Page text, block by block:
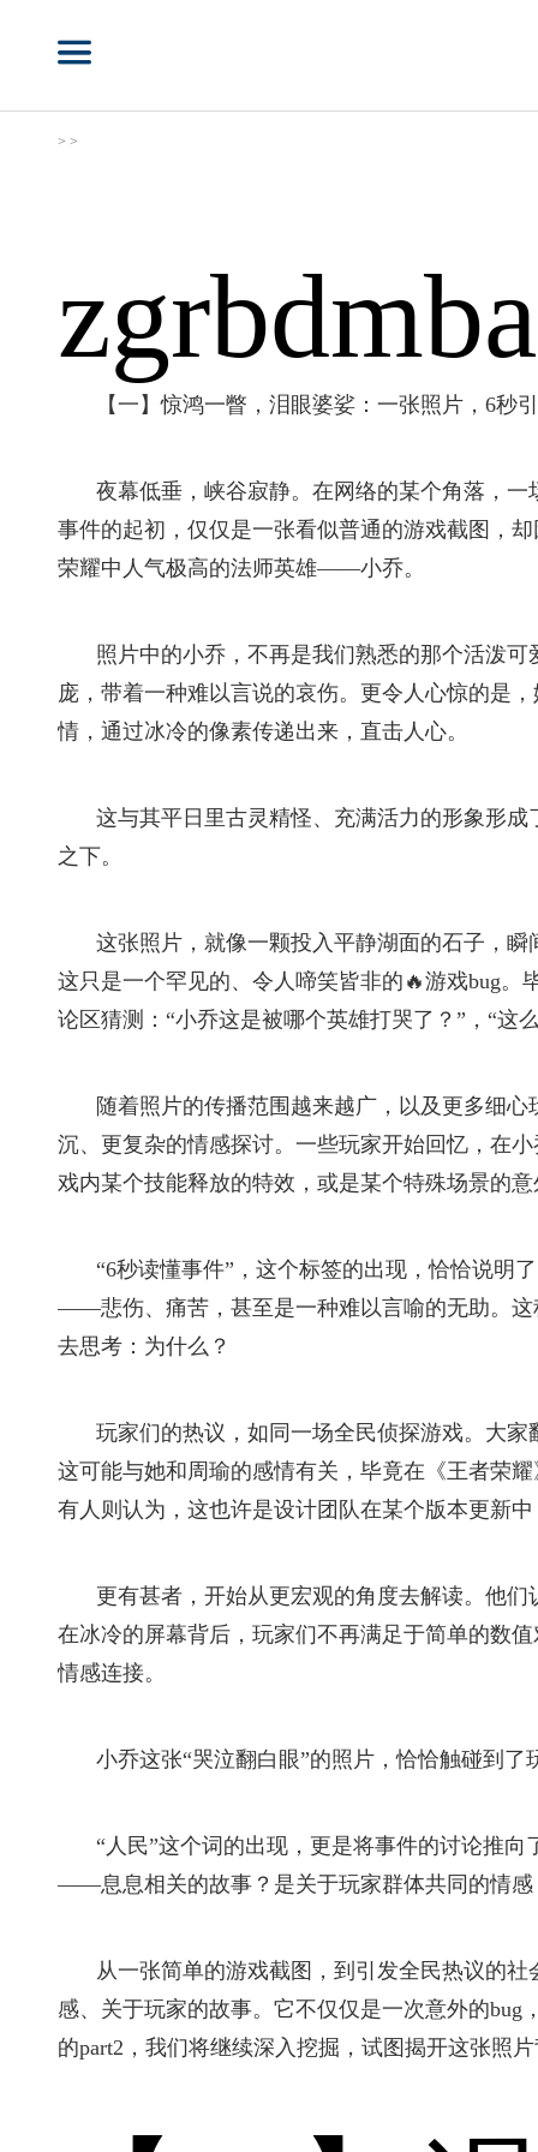
> >
【一】惊鸿一瞥，泪眼婆娑：一张照片，6秒
夜幕低垂，峡谷寂静。在网络的某个角落，
事件的起初，仅仅是一张看似普通的游戏截图，
荣耀中人气极高的法师英雄——小乔。
照片中的小乔，不再是我们熟悉的那个活泼
庞，带着一种难以言说的哀伤。更令人心惊的是
情，通过冰冷的像素传递出来，直击人心。
这与其平日里古灵精怪、充满活力的形象形
之下。
这张照片，就像一颗投入平静湖面的石子，
这只是一个罕见的、令人啼笑皆非的🔥游戏bug
论区猜测：“小乔这是被哪个英雄打哭了？”，“这
随着照片的传播范围越来越广，以及更多细
沉、更复杂的情感探讨。一些玩家开始回忆，在
戏内某个技能释放的特效，或是某个特殊场景的
“6秒读懂事件”，这个标签的出现，恰恰说明
——悲伤、痛苦，甚至是一种难以言喻的无助。这
去思考：为什么？
玩家们的热议，如同一场全民侦探游戏。大
这可能与她和周瑜的感情有关，毕竟在《王者荣
有人则认为，这也许是设计团队在某个版本更新
更有甚者，开始从更宏观的角度去解读。他
在冰冷的屏幕背后，玩家们不再满足于简单的数
情感连接。
小乔这张“哭泣翻白眼”的照片，恰恰触碰到
“人民”这个词的出现，更是将事件的讨论推
——息息相关的故事？是关于玩家群体共同的情感
从一张简单的游戏截图，到引发全民热议的
感、关于玩家的故事。它不仅仅是一次意外的
的part2，我们将继续深入挖掘，试图揭开这张照